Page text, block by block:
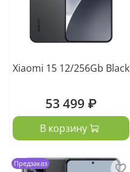
Xiaomi 15 12/256Gb Black
53 499 ₽
В корзину
Предзаказ